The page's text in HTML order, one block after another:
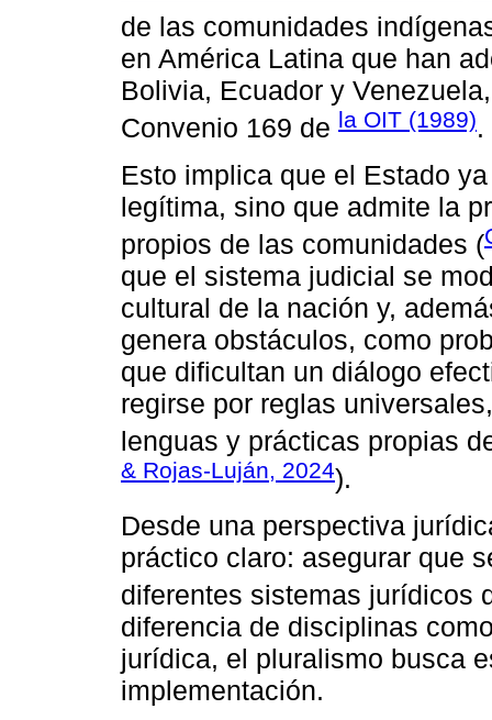
de las comunidades
en América Latina que han
Bolivia, Ecuador y
Convenio 169 de la OIT (1989).
Esto implica que el Estado
legítima, sino que admite la
propios de las comunidades (
que el sistema judicial se
cultural de la nación y,
genera obstáculos, como
que dificultan un diálogo
regirse por reglas
lenguas y prácticas propias
& Rojas-Luján, 2024).
Desde una perspectiva
práctico claro: asegurar que
diferentes sistemas jurídicos
diferencia de disciplinas
jurídica, el pluralismo busca
implementación.